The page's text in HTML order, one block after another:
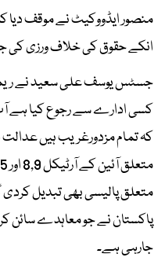
انکے حقوق کی خلاف ورزی کی
جسٹس یوسف علی سعید نے
کسی ادارے سے رجوع کیا ہے
کہ تمام مزدورغریب ہیں
متعلق پالیسی بھی تبدیل کردی
پاکستان نے جو معاہدے سائن
جارہی ہے۔